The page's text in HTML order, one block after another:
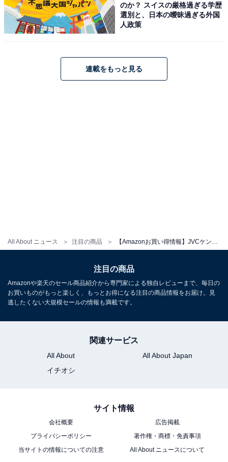
All About ニュース 注目の商品
JVCケンウッド JVC NX-W30 ミニコンポ Bluetooth 4.2
EDR 搭載 ウッドキャビネット ウォールナット
ドコーンシリーズ ハイレゾ音源 CD FM/AM USB再生/録
音 インテリアオーディオ フルレンジウッドコーン
Amazonで見る
JVCケンウッド「LCA-10」
JVCケンウッド KENWOOD LCA-10 コンパクトCDコンポ
Bluetooth対応 ラジオ(ワイドFM) USB再生
のか？ スイスの厳格過ぎる学歴
選別と、日本の曖昧過ぎる外国
人政策
連載をもっと見る
注目の商品
Amazonや楽天のセール商品紹介から専門家による独自レビューまで、毎日の
お買いものがもっと楽しく、もっとお得になる注目の商品情報をお届け。見
逃したくない大規模セールの情報も満載です。
関連サービス
All About
All About Japan
イチオシ
サイト情報
会社概要
広告掲載
プライバシーポリシー
著作権・商標・免責事項
当サイトの情報についての注意
All About ニュースについて